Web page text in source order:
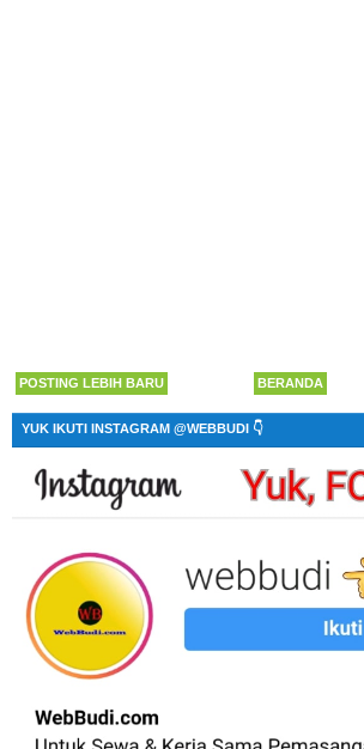
POSTING LEBIH BARU BERANDA
YUK IKUTI INSTAGRAM @WEBBUDI 👇